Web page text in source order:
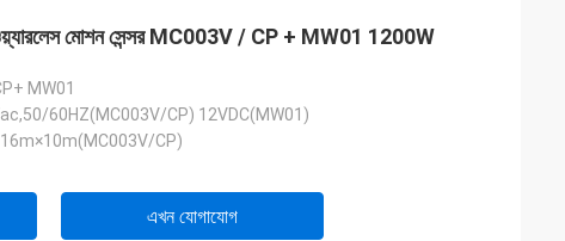
মোশন সেন্সর MC003V / CP + MW01 1200W
MW01
60HZ(MC003V/CP) 12VDC(MW01)
CP)
এখন যোগাযোগ